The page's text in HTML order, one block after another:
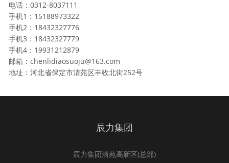
电话：0312-8037111
手机1：15188973322
手机2：18432327776
手机3：18432327779
手机4：19931212879
邮箱：chenlidiaosuoju@163.com
地址：河北省保定市清苑区丰收北街252号
辰力集团
辰力集团清苑高新区(总部)